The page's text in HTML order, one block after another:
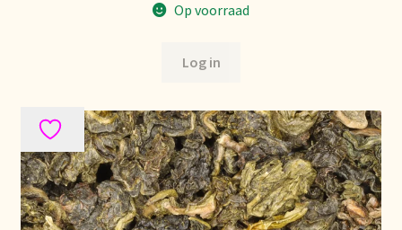
Op voorraad
Log in